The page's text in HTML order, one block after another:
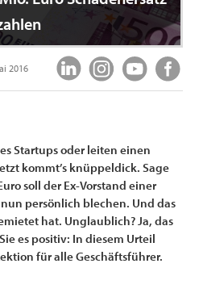
2016
Startups oder leiten einen
kommt’s knüppeldick. Sage
soll der Ex-Vorstand einer
persönlich blechen. Und das
hat. Unglaublich? Ja, das
es positiv: In diesem Urteil
für alle Geschäftsführer.